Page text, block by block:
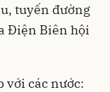
tuyến đường
Điện Biên hội
với các nước: